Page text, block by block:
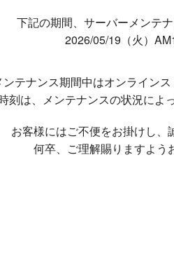
下記の期間、サーバーメンテ
2026/05/19（火）
ンテナンス期間中はオンラインス
刻は、メンテナンスの状況によ
お客様にはご不便をお掛けし、
何卒、ご理解賜りますよう